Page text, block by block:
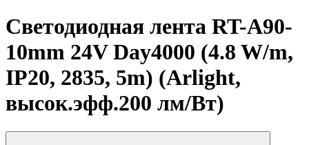
Светодиодная лента RT-A90-
10mm 24V Day4000 (4.8 W/m,
IP20, 2835, 5m) (Arlight,
высок.эфф.200 лм/Вт)